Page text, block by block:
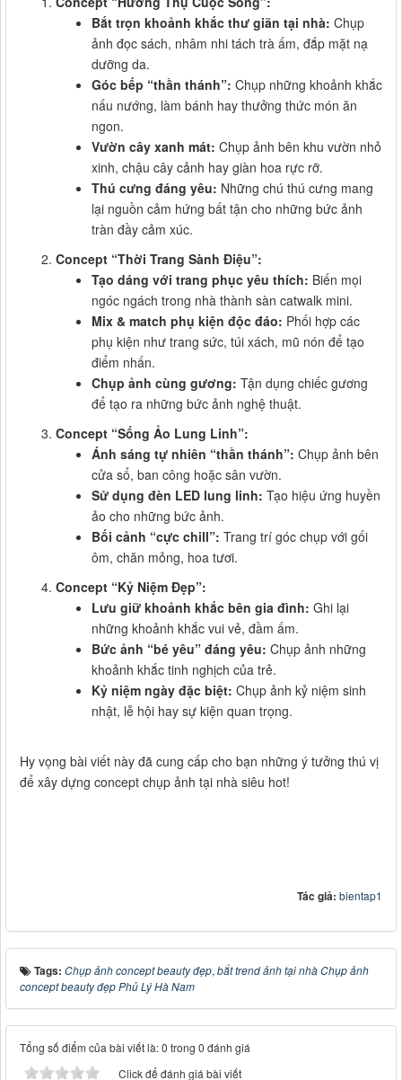
Bắt trọn khoảnh khắc thư giãn tại nhà: Chụp
ảnh đọc sách, nhâm nhi tách trà ấm, đắp mặt nạ
dưỡng da.
Góc bếp “thần thánh”: Chụp những khoảnh khắc
nấu nướng, làm bánh hay thưởng thức món ăn
ngon.
Vườn cây xanh mát: Chụp ảnh bên khu vườn nhỏ
xinh, chậu cây cảnh hay giàn hoa rực rỡ.
Thú cưng đáng yêu: Những chú thú cưng mang
lại nguồn cảm hứng bất tận cho những bức ảnh
tràn đầy cảm xúc.
Concept “Thời Trang Sành Điệu”:
Tạo dáng với trang phục yêu thích: Biến mọi
ngóc ngách trong nhà thành sàn catwalk mini.
Mix & match phụ kiện độc đáo: Phối hợp các
phụ kiện như trang sức, túi xách, mũ nón để tạo
điểm nhấn.
Chụp ảnh cùng gương: Tận dụng chiếc gương
để tạo ra những bức ảnh nghệ thuật.
Concept “Sống Ảo Lung Linh”:
Ánh sáng tự nhiên “thần thánh”: Chụp ảnh bên
cửa sổ, ban công hoặc sân vườn.
Sử dụng đèn LED lung linh: Tạo hiệu ứng huyền
ảo cho những bức ảnh.
Bối cảnh “cực chill”: Trang trí góc chụp với gối
ôm, chăn mỏng, hoa tươi.
Concept “Kỷ Niệm Đẹp”:
Lưu giữ khoảnh khắc bên gia đình: Ghi lại
những khoảnh khắc vui vẻ, đầm ấm.
Bức ảnh “bé yêu” đáng yêu: Chụp ảnh những
khoảnh khắc tinh nghịch của trẻ.
Kỷ niệm ngày đặc biệt: Chụp ảnh kỷ niệm sinh
nhật, lễ hội hay sự kiện quan trọng.
Hy vọng bài viết này đã cung cấp cho bạn những ý tưởng thú vị
để xây dựng concept chụp ảnh tại nhà siêu hot!
Tác giả: bientap1
Tags: Chụp ảnh concept beauty đẹp, bắt trend ảnh tại nhà Chụp ảnh
concept beauty đẹp Phủ Lý Hà Nam
Tổng số điểm của bài viết là: 0 trong 0 đánh giá
Click để đánh giá bài viết